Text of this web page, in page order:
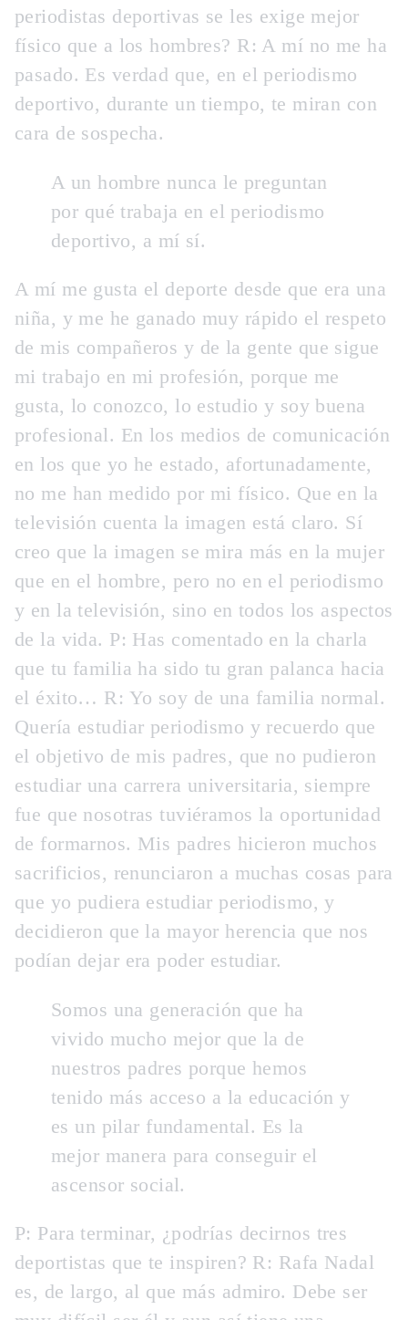
periodistas deportivas se les exige mejor
físico que a los hombres? R: A mí no me ha
pasado. Es verdad que, en el periodismo
deportivo, durante un tiempo, te miran con
cara de sospecha.
A un hombre nunca le preguntan
por qué trabaja en el periodismo
deportivo, a mí sí.
A mí me gusta el deporte desde que era una
niña, y me he ganado muy rápido el respeto
de mis compañeros y de la gente que sigue
mi trabajo en mi profesión, porque me
gusta, lo conozco, lo estudio y soy buena
profesional. En los medios de comunicación
en los que yo he estado, afortunadamente,
no me han medido por mi físico. Que en la
televisión cuenta la imagen está claro. Sí
creo que la imagen se mira más en la mujer
que en el hombre, pero no en el periodismo
y en la televisión, sino en todos los aspectos
de la vida. P: Has comentado en la charla
que tu familia ha sido tu gran palanca hacia
el éxito… R: Yo soy de una familia normal.
Quería estudiar periodismo y recuerdo que
el objetivo de mis padres, que no pudieron
estudiar una carrera universitaria, siempre
fue que nosotras tuviéramos la oportunidad
de formarnos. Mis padres hicieron muchos
sacrificios, renunciaron a muchas cosas para
que yo pudiera estudiar periodismo, y
decidieron que la mayor herencia que nos
podían dejar era poder estudiar.
Somos una generación que ha
vivido mucho mejor que la de
nuestros padres porque hemos
tenido más acceso a la educación y
es un pilar fundamental. Es la
mejor manera para conseguir el
ascensor social.
P: Para terminar, ¿podrías decirnos tres
deportistas que te inspiren? R: Rafa Nadal
es, de largo, al que más admiro. Debe ser